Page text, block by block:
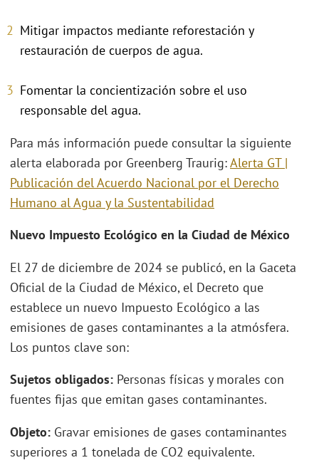
Mitigar impactos mediante reforestación y
restauración de cuerpos de agua.
Fomentar la concientización sobre el uso
responsable del agua.
Para más información puede consultar la siguiente
alerta elaborada por Greenberg Traurig:Alerta GT |
Publicación del Acuerdo Nacional por el Derecho
Humano al Agua y la Sustentabilidad
Nuevo Impuesto Ecológico en la Ciudad de México
El 27 de diciembre de 2024 se publicó, en la Gaceta
Oficial de la Ciudad de México, el Decreto que
establece un nuevo Impuesto Ecológico a las
emisiones de gases contaminantes a la atmósfera.
Los puntos clave son:
Sujetos obligados: Personas físicas y morales con
fuentes fijas que emitan gases contaminantes.
Objeto: Gravar emisiones de gases contaminantes
superiores a 1 tonelada de CO2 equivalente.